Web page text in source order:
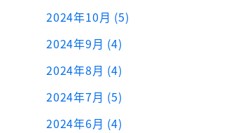
2024年10月 (5)
2024年9月 (4)
2024年8月 (4)
2024年7月 (5)
2024年6月 (4)